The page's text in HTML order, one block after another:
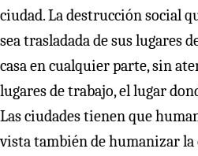
ciudad. La destrucción social
sea trasladada de sus lugares
casa en cualquier parte, sin
lugares de trabajo, el lugar
Las ciudades tienen que
vista también de humanizar la